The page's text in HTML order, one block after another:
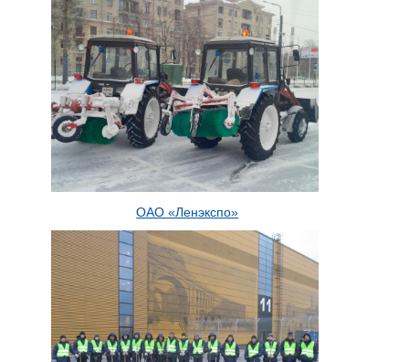
ОАО «Ленэкспо»